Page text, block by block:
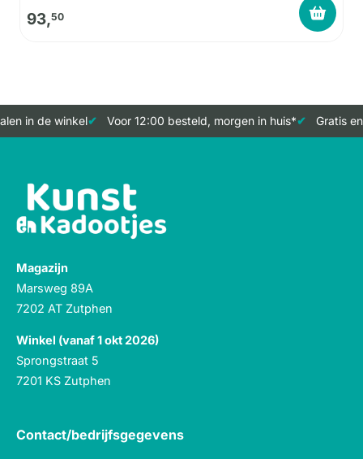
93,50
in de winkel Voor 12:00 besteld, morgen in huis* Gratis
Magazijn
Marsweg 89A
7202 AT Zutphen
Winkel (vanaf 1 okt 2026)
Sprongstraat 5
7201 KS Zutphen
Contact/bedrijfsgegevens